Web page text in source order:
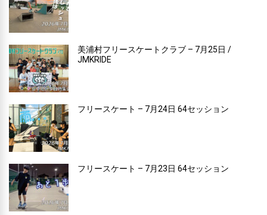
美浦村フリースケートクラブ – 7月25日 /
JMKRIDE
フリースケート – 7月24日 64セッション
フリースケート – 7月23日 64セッション